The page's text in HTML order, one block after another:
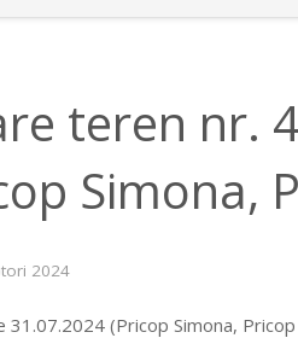
teren nr.
Simona,
2024
(Pricop Simona,